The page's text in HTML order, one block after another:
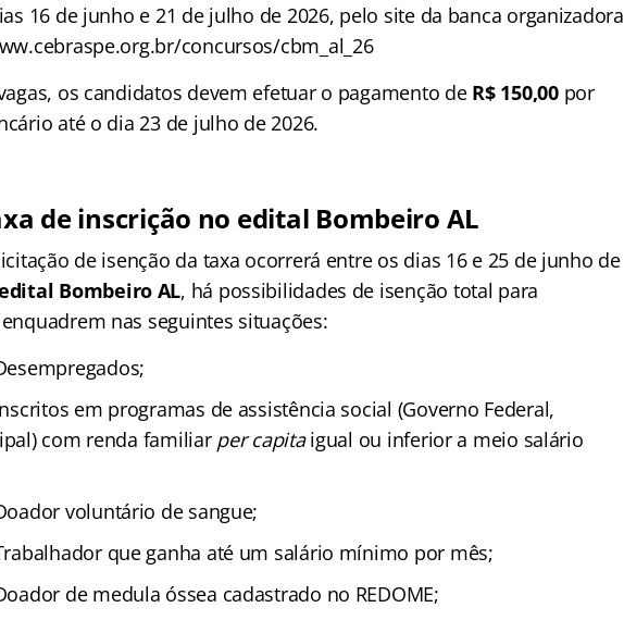
16 de junho e 21 de julho de 2026, pelo site da banca organizadora
concursos/cbm_al_26
os candidatos devem efetuar o pagamento deR$ 150,00por
até o dia 23 de julho de 2026.
de inscrição no edital Bombeiro AL
de isenção da taxa ocorrerá entre os dias 16 e 25 de junho de
Bombeiro AL, há possibilidades de isenção total para
nas seguintes situações:
em programas de assistência social (Governo Federal,
com renda familiar per capitaigual ou inferior a meio salário
voluntário de sangue;
que ganha até um salário mínimo por mês;
de medula óssea cadastrado no REDOME;